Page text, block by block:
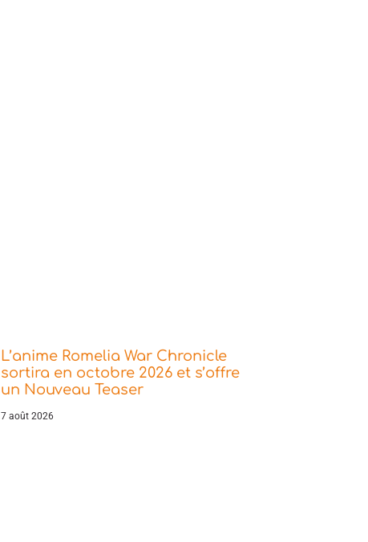
L’anime Romelia War Chronicle
sortira en octobre 2026 et s’offre
un Nouveau Teaser
7 août 2026